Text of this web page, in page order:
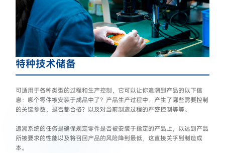
特种技术储备
可适用于各种类型的过程和生产控制，它可以让你追溯到产品的以下信
息：哪个零件被安装于成品中了？产品生产过程中，产生了哪些需要控制
的关键参数，是否都合格？以及对当前制造过程的严密控制等等。
追溯系统的任务是确保规定零件是否被安装于指定的产品上，以达到产品
所被要求的性能以及将召回产品的风险降到最低，这直接关乎到制造成
本。